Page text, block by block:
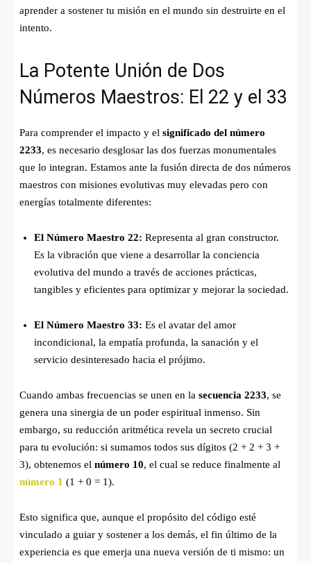
aprender a sostener tu misión en el mundo sin destruirte en el
intento.
La Potente Unión de Dos
Números Maestros: El 22 y el 33
Para comprender el impacto y el significado del número
2233, es necesario desglosar las dos fuerzas monumentales
que lo integran. Estamos ante la fusión directa de dos números
maestros con misiones evolutivas muy elevadas pero con
energías totalmente diferentes:
El Número Maestro 22: Representa al gran constructor.
Es la vibración que viene a desarrollar la conciencia
evolutiva del mundo a través de acciones prácticas,
tangibles y eficientes para optimizar y mejorar la sociedad.
El Número Maestro 33: Es el avatar del amor
incondicional, la empatía profunda, la sanación y el
servicio desinteresado hacia el prójimo.
Cuando ambas frecuencias se unen en la secuencia 2233, se
genera una sinergia de un poder espiritual inmenso. Sin
embargo, su reducción aritmética revela un secreto crucial
para tu evolución: si sumamos todos sus dígitos (2 + 2 + 3 +
3), obtenemos el número 10, el cual se reduce finalmente al
número 1 (1 + 0 = 1).
Esto significa que, aunque el propósito del código esté
vinculado a guiar y sostener a los demás, el fin último de la
experiencia es que emerja una nueva versión de ti mismo: un